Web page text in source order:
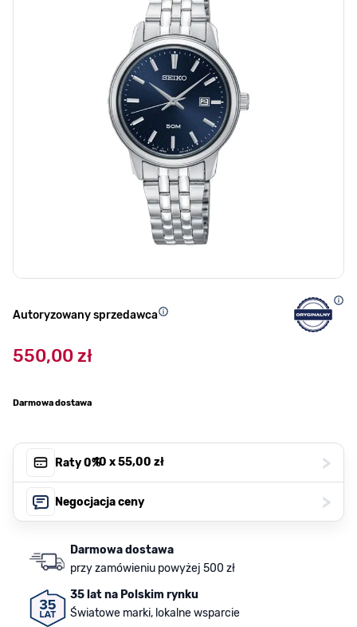
Autoryzowany sprzedawca
550,00 zł
Darmowa dostawa
Raty 0%, 10 x55,00 zł >
Negocjacja ceny >
Darmowa dostawa
przy zamówieniu powyżej 500 zł
35 lat na Polskim rynku
Światowe marki, lokalne wsparcie